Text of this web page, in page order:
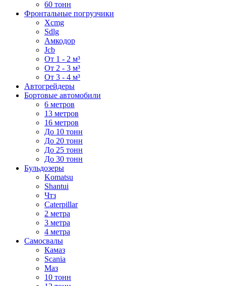
60 тонн
Фронтальные погрузчики
Xcmg
Sdlg
Амкодор
Jcb
От 1 - 2 м³
От 2 - 3 м³
От 3 - 4 м³
Автогрейдеры
Бортовые автомобили
6 метров
13 метров
16 метров
До 10 тонн
До 20 тонн
До 25 тонн
До 30 тонн
Бульдозеры
Komatsu
Shantui
Чтз
Caterpillar
2 метра
3 метра
4 метра
Самосвалы
Камаз
Scania
Маз
10 тонн